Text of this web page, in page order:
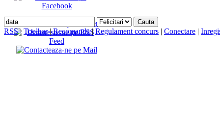
RSS| Toolbar|Recomanda|Regulament concurs | Conectare |